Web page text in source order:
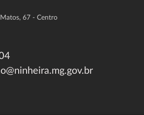
67 - Centro